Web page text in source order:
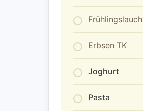
Frühlingslauch
Erbsen TK
Joghurt
Pasta